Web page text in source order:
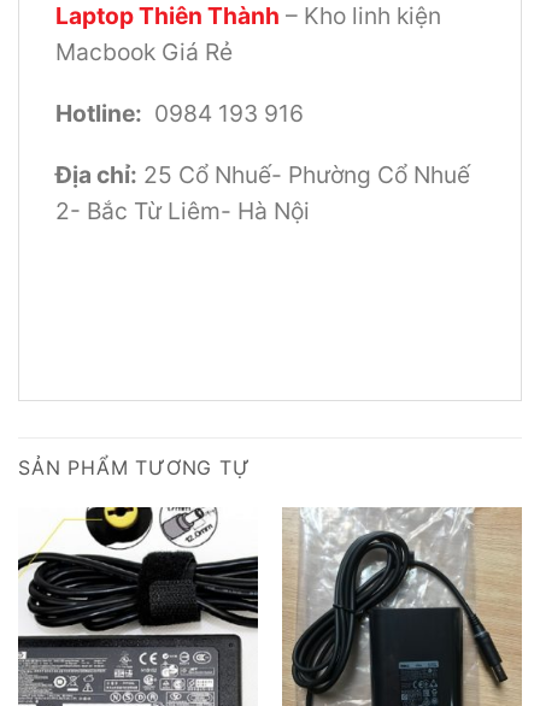
Laptop Thiên Thành – Kho linh kiện
Macbook Giá Rẻ
Hotline: 0984 193 916
Địa chỉ: 25 Cổ Nhuế- Phường Cổ Nhuế
2- Bắc Từ Liêm- Hà Nội
SẢN PHẨM TƯƠNG TỰ